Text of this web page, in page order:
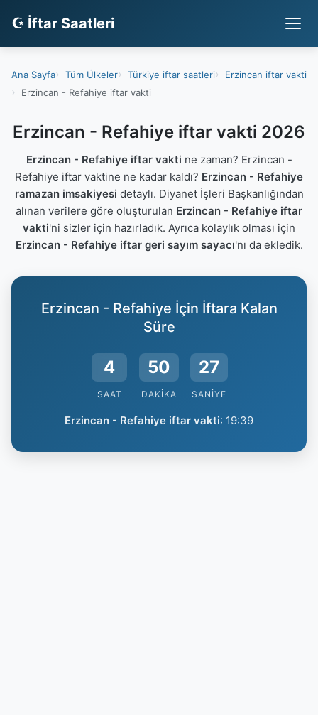
☪ İftar Saatleri
Ana Sayfa Tüm Ülkeler Türkiye iftar saatleri
Erzincan iftar vakti
Erzincan - Refahiye iftar vakti
Erzincan - Refahiye iftar vakti 2026
Erzincan - Refahiye iftar vakti ne zaman? Erzincan -
Refahiye iftar vaktine ne kadar kaldı? Erzincan - Refahiye
ramazan imsakiyesi detaylı. Diyanet İşleri Başkanlığından
alınan verilere göre oluşturulan Erzincan - Refahiye iftar
vakti'ni sizler için hazırladık. Ayrıca kolaylık olması için
Erzincan - Refahiye iftar geri sayım sayacı'nı da ekledik.
Erzincan - Refahiye İçin İftara Kalan
Süre
4
SAAT
50
DAKIKA
26
SANIYE
Erzincan - Refahiye iftar vakti: 19:39